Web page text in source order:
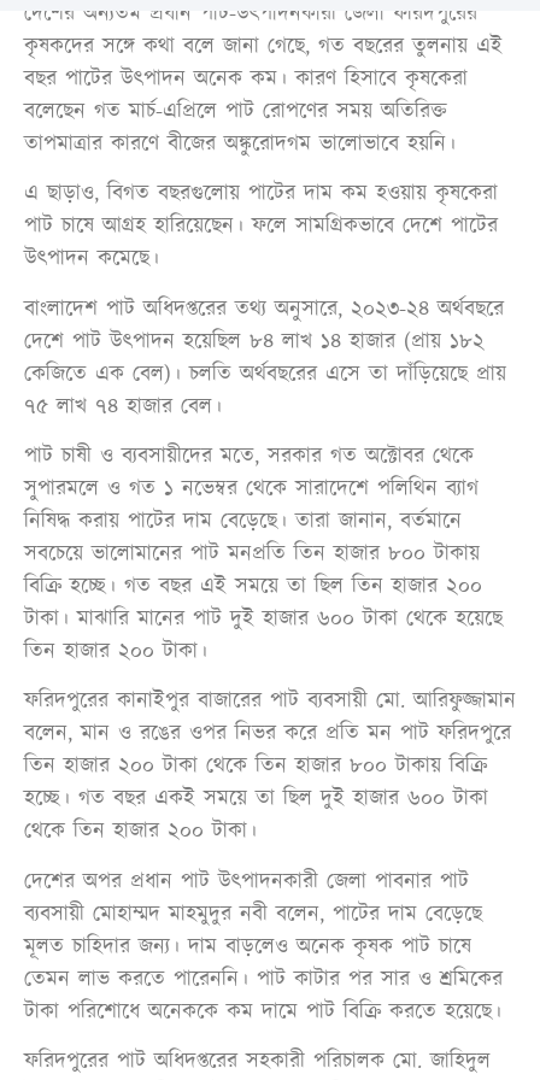
দেশের অন্যতম প্রধান পাট-উৎপাদনকারী জেলা ফরিদপুরের
কৃষকদের সঙ্গে কথা বলে জানা গেছে, গত বছরের তুলনায় এই
বছর পাটের উৎপাদন অনেক কম। কারণ হিসাবে কৃষকেরা
বলেছেন গত মার্চ-এপ্রিলে পাট রোপণের সময় অতিরিক্ত
তাপমাত্রার কারণে বীজের অঙ্কুরোদগম ভালোভাবে হয়নি।
এ ছাড়াও, বিগত বছরগুলোয় পাটের দাম কম হওয়ায় কৃষকেরা
পাট চাষে আগ্রহ হারিয়েছেন। ফলে সামগ্রিকভাবে দেশে পাটের
উৎপাদন কমেছে।
বাংলাদেশ পাট অধিদপ্তরের তথ্য অনুসারে, ২০২৩-২৪ অর্থবছরে
দেশে পাট উৎপাদন হয়েছিল ৮৪ লাখ ১৪ হাজার (প্রায় ১৮২
কেজিতে এক বেল)। চলতি অর্থবছরের এসে তা দাঁড়িয়েছে প্রায়
৭৫ লাখ ৭৪ হাজার বেল।
পাট চাষী ও ব্যবসায়ীদের মতে, সরকার গত অক্টোবর থেকে
সুপারমলে ও গত ১ নভেম্বর থেকে সারাদেশে পলিথিন ব্যাগ
নিষিদ্ধ করায় পাটের দাম বেড়েছে। তারা জানান, বর্তমানে
সবচেয়ে ভালোমানের পাট মনপ্রতি তিন হাজার ৮০০ টাকায়
বিক্রি হচ্ছে। গত বছর এই সময়ে তা ছিল তিন হাজার ২০০
টাকা। মাঝারি মানের পাট দুই হাজার ৬০০ টাকা থেকে হয়েছে
তিন হাজার ২০০ টাকা।
ফরিদপুরের কানাইপুর বাজারের পাট ব্যবসায়ী মো. আরিফুজ্জামান
বলেন, মান ও রঙের ওপর নিভর করে প্রতি মন পাট ফরিদপুরে
তিন হাজার ২০০ টাকা থেকে তিন হাজার ৮০০ টাকায় বিক্রি
হচ্ছে। গত বছর একই সময়ে তা ছিল দুই হাজার ৬০০ টাকা
থেকে তিন হাজার ২০০ টাকা।
দেশের অপর প্রধান পাট উৎপাদনকারী জেলা পাবনার পাট
ব্যবসায়ী মোহাম্মদ মাহমুদুর নবী বলেন, পাটের দাম বেড়েছে
মূলত চাহিদার জন্য। দাম বাড়লেও অনেক কৃষক পাট চাষে
তেমন লাভ করতে পারেননি। পাট কাটার পর সার ও শ্রমিকের
টাকা পরিশোধে অনেককে কম দামে পাট বিক্রি করতে হয়েছে।
ফরিদপুরের পাট অধিদপ্তরের সহকারী পরিচালক মো. জাহিদুল